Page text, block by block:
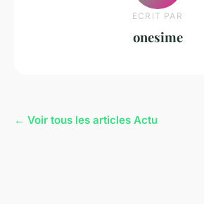
ECRIT PAR
onesime
← Voir tous les articles Actu